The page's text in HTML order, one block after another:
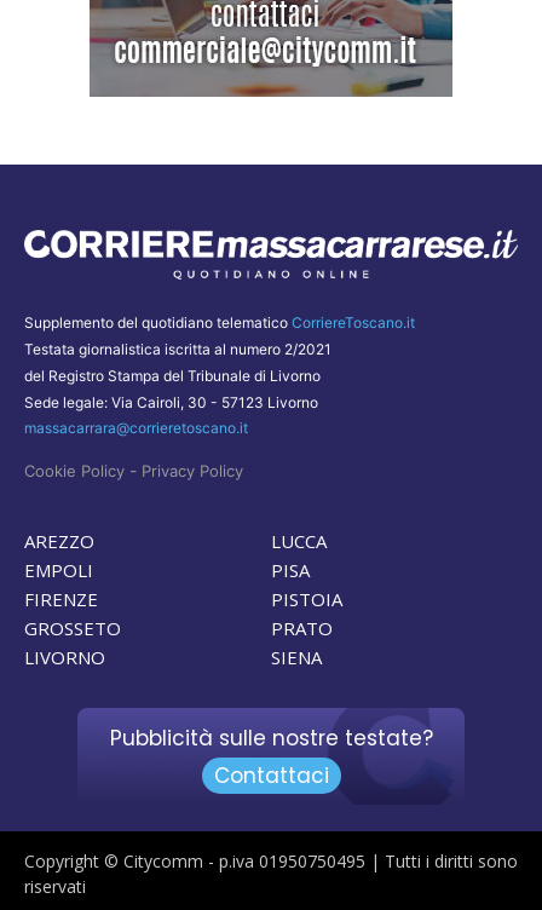
Supplemento del quotidiano telematico CorriereToscano.it
Testata giornalistica iscritta al numero 2/2021
del Registro Stampa del Tribunale di Livorno
Sede legale: Via Cairoli, 30 - 57123 Livorno
massacarrara@corrieretoscano.it
Cookie Policy - Privacy Policy
AREZZO
EMPOLI
FIRENZE
GROSSETO
LIVORNO
LUCCA
PISA
PISTOIA
PRATO
SIENA
Pubblicità sulle nostre testate?
Contattaci
Copyright © Citycomm - p.iva 01950750495 | Tutti i diritti sono
riservati